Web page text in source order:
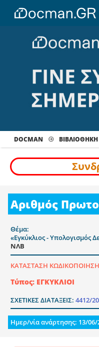
DOCMAN ΒΙΒΛΙΟΘΗΚΗ
Αριθμός
Θέμα:
«Εγκύκλιος - Υπολογισμός
ΝΛΒ
ΚΑΤΑΣΤΑΣΗ
Τύπος: ΕΓΚΥΚΛΙΟΙ
ΣΧΕΤΙΚΕΣ ΔΙΑΤΑΞΕΙΣ: 4412/
Ημερ/νία ανάρτησης: 13/06/